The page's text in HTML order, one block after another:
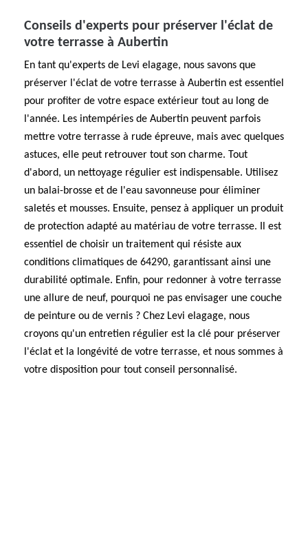
Conseils d'experts pour préserver l'éclat de
votre terrasse à Aubertin
En tant qu'experts de Levi elagage, nous savons que
préserver l'éclat de votre terrasse à Aubertin est essentiel
pour profiter de votre espace extérieur tout au long de
l'année. Les intempéries de Aubertin peuvent parfois
mettre votre terrasse à rude épreuve, mais avec quelques
astuces, elle peut retrouver tout son charme. Tout
d'abord, un nettoyage régulier est indispensable. Utilisez
un balai-brosse et de l'eau savonneuse pour éliminer
saletés et mousses. Ensuite, pensez à appliquer un produit
de protection adapté au matériau de votre terrasse. Il est
essentiel de choisir un traitement qui résiste aux
conditions climatiques de 64290, garantissant ainsi une
durabilité optimale. Enfin, pour redonner à votre terrasse
une allure de neuf, pourquoi ne pas envisager une couche
de peinture ou de vernis ? Chez Levi elagage, nous
croyons qu'un entretien régulier est la clé pour préserver
l'éclat et la longévité de votre terrasse, et nous sommes à
votre disposition pour tout conseil personnalisé.